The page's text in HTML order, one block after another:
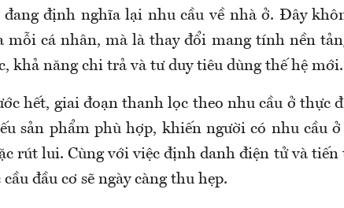
đang định nghĩa lại nhu cầu về nhà ở. Đây
mỗi cá nhân, mà là thay đổi mang tính nền
khả năng chi trả và tư duy tiêu dùng thế hệ mới.
hết, giai đoạn thanh lọc theo nhu cầu ở thực
sản phẩm phù hợp, khiến người có nhu cầu
rút lui. Cùng với việc định danh điện tử và tiến
cầu đầu cơ sẽ ngày càng thu hẹp.